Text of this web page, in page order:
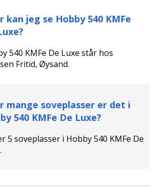
kan jeg se Hobby 540 KMFe
?
540 KMFe De Luxe står hos
Fritid, Øysand.
mange soveplasser er det i
540 KMFe De Luxe?
5 soveplasser i Hobby 540 KMFe De
.